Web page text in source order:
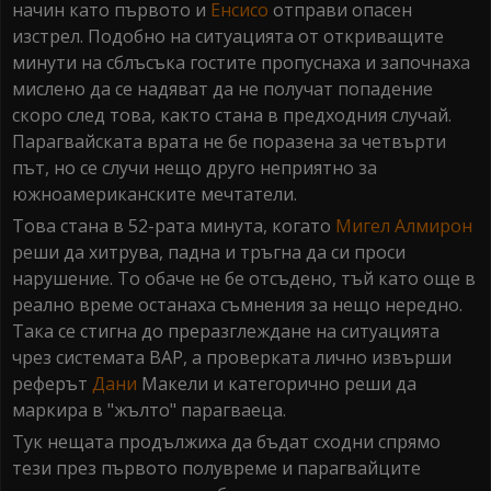
начин като първото и Енсисо отправи опасен
изстрел. Подобно на ситуацията от откриващите
минути на сблъсъка гостите пропуснаха и започнаха
мислено да се надяват да не получат попадение
скоро след това, както стана в предходния случай.
Парагвайската врата не бе поразена за четвърти
път, но се случи нещо друго неприятно за
южноамериканските мечтатели.
Това стана в 52-рата минута, когато Мигел Алмирон
реши да хитрува, падна и тръгна да си проси
нарушение. То обаче не бе отсъдено, тъй като още в
реално време останаха съмнения за нещо нередно.
Така се стигна до преразглеждане на ситуацията
чрез системата ВАР, а проверката лично извърши
реферът Дани Макели и категорично реши да
маркира в "жълто" парагваеца.
Тук нещата продължиха да бъдат сходни спрямо
тези през първото полувреме и парагвайците